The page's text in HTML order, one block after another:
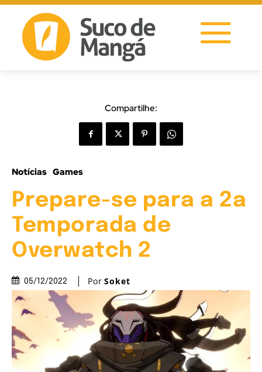
Compartilhe:
Notícias Games
Prepare-se para a 2a
Temporada de
Overwatch 2
05/12/2022 Por Soket